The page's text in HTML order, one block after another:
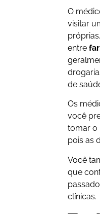
O
visitar
entre
de
Os
você
tomar o
pois as
Você
que
clínicas.